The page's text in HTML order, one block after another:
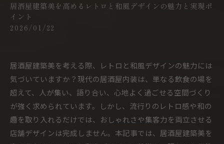
居酒屋建築美を高めるレトロと和風デザインの魅力と実現ポ
イント
2026/01/22
居酒屋建築美を考える際、レトロと和風デザインの魅力には
気づいていますか？現代の居酒屋内装は、単なる飲食の場を
超えて、人が集い、語り合い、心地よく過ごせる空間づくり
が強く求められています。しかし、流行りのレトロ感や和の
趣を取り入れるだけでは、おしゃれさや集客力を両立させる
店舗デザインは完成しません。本記事では、居酒屋建築美を